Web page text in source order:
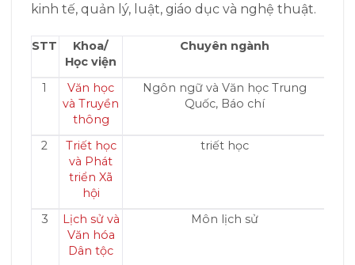
kinh tế, quản lý, luật, giáo dục và nghệ thuật.
STT
Khoa/
Học viện
Chuyên ngành
1
Văn học
và Truyền
thông
Ngôn ngữ và Văn học Trung
Quốc, Báo chí
2
Triết học
và Phát
triển Xã
hội
triết học
3
Lịch sử và
Văn hóa
Dân tộc
Môn lịch sử